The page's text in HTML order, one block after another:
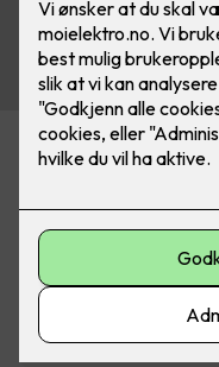
Belysning